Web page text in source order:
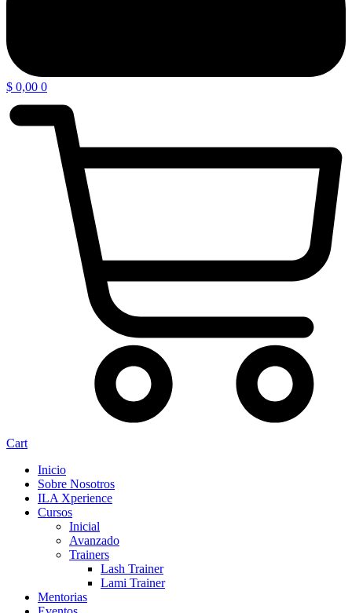
$ 0,00 0
Cart
Inicio
Sobre Nosotros
ILA Xperience
Cursos
Inicial
Avanzado
Trainers
Lash Trainer
Lami Trainer
Mentorias